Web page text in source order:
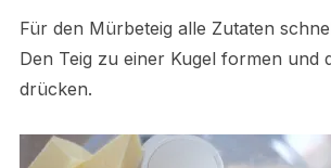
Für den Mürbeteig alle Zutaten
Den Teig zu einer Kugel formen und
drücken.